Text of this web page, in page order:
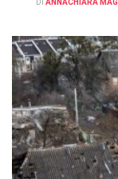
DI ANNACHIARA